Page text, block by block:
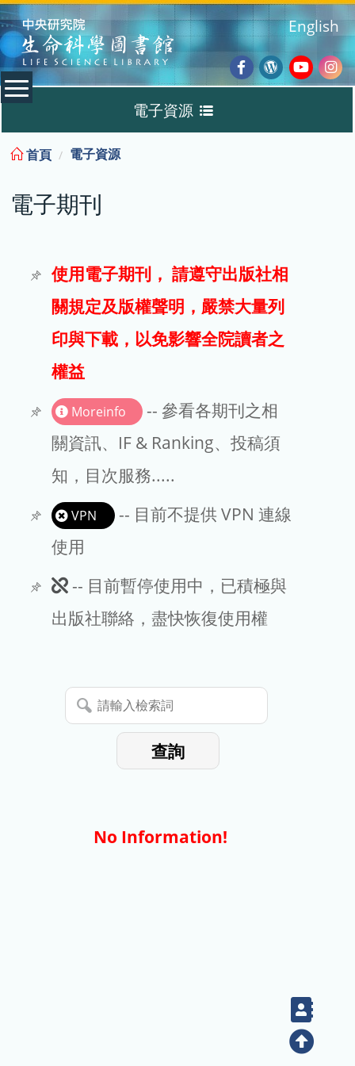
:::
Facebook
Wordpress
English
電子資源
電子期刊
試用
文章處理費
EndNote
首頁 電子資源
電子期刊
使用電子期刊， 請遵守出版社相
關規定及版權聲明，嚴禁大量列
印與下載，以免影響全院讀者之
權益
Moreinfo
-- 參看各期刊之相
關資訊、IF & Ranking、投稿須
知，目次服務.....
VPN
-- 目前不提供 VPN 連線
使用
此
期
暫
停
-- 目前暫停使用中，已積極與
出版社聯絡，盡快恢復使用權
請
輸
查詢
No Information!
Top